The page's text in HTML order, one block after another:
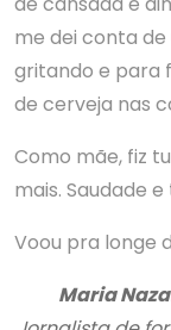
me dei conta
gritando e para
de cerveja nas
Como mãe, fiz
mais. Saudade
Voou pra longe
Maria